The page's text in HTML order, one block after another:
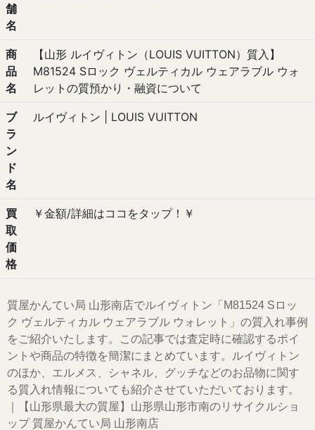
舗
名
商
品
名
【山形 ルイヴィトン（LOUIS VUITTON）質入】
M81524 Sロック ヴェルティカル ウェアラブル ウォ
レットの質預かり・融資について
ブ
ラ
ン
ド
名
ルイヴィトン | LOUIS VUITTON
買
取
価
格
￥金額/詳細はココをタップ！￥
質屋かんてい局 山形南店でルイヴィトン「M81524 Sロッ
ク ヴェルティカル ウェアラブル ウォレット」の質入れ事例
をご紹介いたします。この記事では査定時に確認するポイ
ントや商品の特徴を簡潔にまとめています。ルイヴィトン
のほか、エルメス、シャネル、グッチなどのお品物に関す
る質入れ情報についても紹介させていただいております。
｜【山形県最大の質屋】山形県山形市南のリサイクルショ
ップ 質屋かんてい局 山形南店